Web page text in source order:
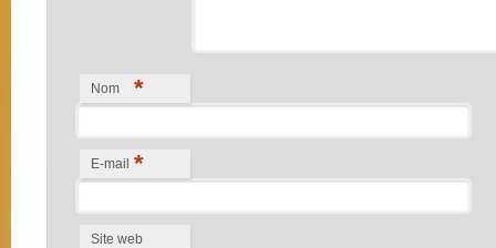
Nom *
E-mail *
Site web